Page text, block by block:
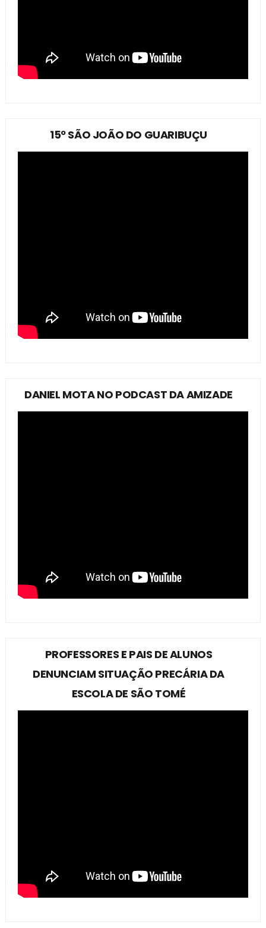
15º SÃO JOÃO DO GUARIBUÇU
DANIEL MOTA NO PODCAST DA AMIZADE
PROFESSORES E PAIS DE ALUNOS
DENUNCIAM SITUAÇÃO PRECÁRIA DA
ESCOLA DE SÃO TOMÉ